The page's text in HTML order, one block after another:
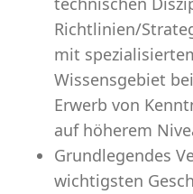
Richtlinien/
mit
Wissensgebiet
Erwerb von
auf höherem
Grundlegendes
wichtigsten